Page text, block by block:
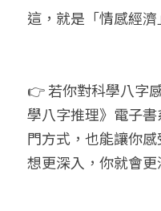
這，就是「情感經濟
👉 若你對科學八字
學八字推理》電子
門方式，也能讓你
想更深入，你就會